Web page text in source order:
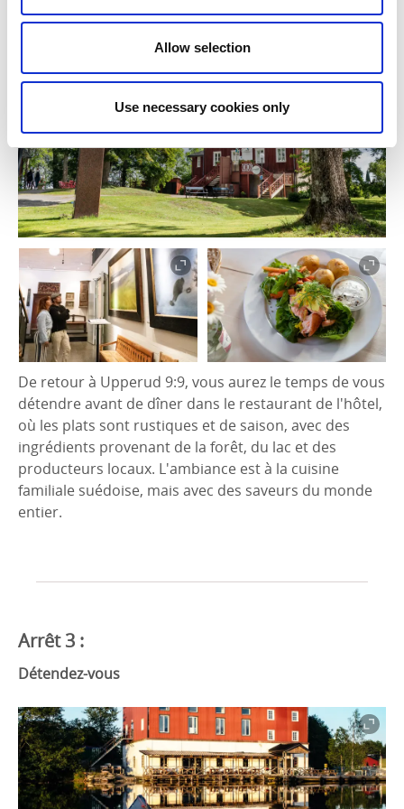
Allow selection
Use necessary cookies only
De retour à Upperud 9:9, vous aurez le temps de vous
détendre avant de dîner dans le restaurant de l'hôtel,
où les plats sont rustiques et de saison, avec des
ingrédients provenant de la forêt, du lac et des
producteurs locaux. L'ambiance est à la cuisine
familiale suédoise, mais avec des saveurs du monde
entier.
Arrêt 3 :
Détendez-vous